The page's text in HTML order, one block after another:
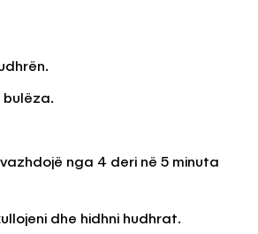
bulëza.
nga 4 deri në 5 minuta
dhe hidhni hudhrat.